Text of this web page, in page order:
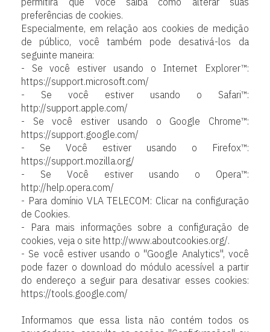
preferências de cookies.
Especialmente, em relação aos cookies de medição
de público, você também pode desativá-los da
seguinte maneira:
- Se você estiver usando o Internet Explorer™:
https://support.microsoft.com/
- Se você estiver usando o Safari™:
http://support.apple.com/
- Se você estiver usando o Google Chrome™:
https://support.google.com/
- Se Você estiver usando o Firefox™:
https://support.mozilla.org/
- Se Você estiver usando o Opera™:
http://help.opera.com/
- Para domínio VLA TELECOM: Clicar na configuração
de Cookies.
- Para mais informações sobre a configuração de
cookies, veja o site http://www.aboutcookies.org/.
- Se você estiver usando o "Google Analytics", você
pode fazer o download do módulo acessível a partir
do endereço a seguir para desativar esses cookies:
https://tools.google.com/
Informamos que essa lista não contém todos os